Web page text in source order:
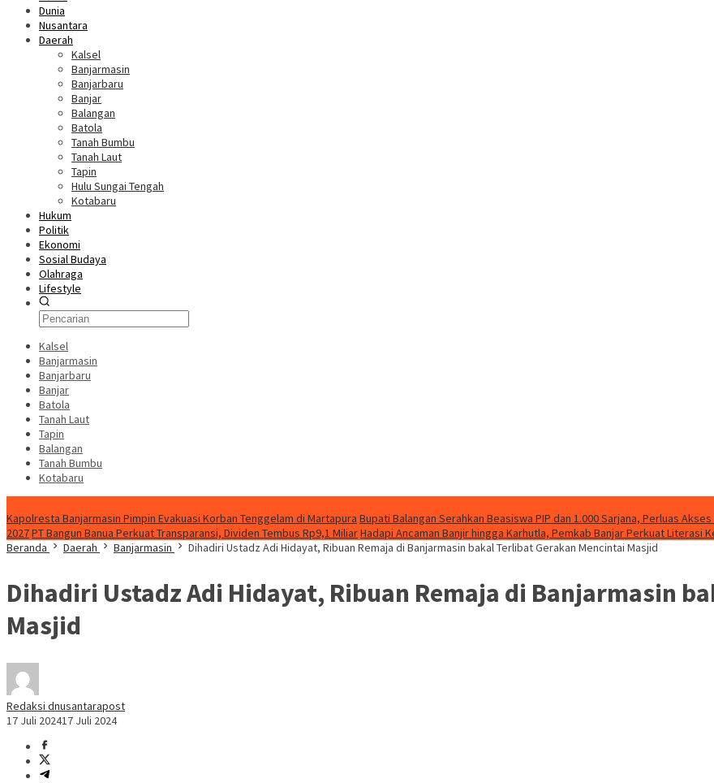
Dunia
Nusantara
Daerah
Kalsel
Banjarmasin
Banjarbaru
Banjar
Balangan
Batola
Tanah Bumbu
Tanah Laut
Tapin
Hulu Sungai Tengah
Kotabaru
Hukum
Politik
Ekonomi
Sosial Budaya
Olahraga
Lifestyle
Kalsel
Banjarmasin
Banjarbaru
Banjar
Batola
Tanah Laut
Tapin
Balangan
Tanah Bumbu
Kotabaru
Kapolresta Banjarmasin Pimpin Evakuasi Korban Tenggelam di Martapura Bupati Balangan Serahkan Beasiswa PIP dan 1.000 Sarjana, Perluas
2027PT Bangun Banua Perkuat Transparansi, Dividen Tembus Rp9,1 MiliarHadapi Ancaman Banjir hingga Karhutla, Pemkab Banjar Perkuat Literasi
Beranda
Daerah Banjarmasin Dihadiri Ustadz Adi Hidayat, Ribuan Remaja di Banjarmasin bakal Terlibat Gerakan Mencintai Masjid
Dihadiri Ustadz Adi Hidayat, Ribuan Remaja di Banjarmasin
Masjid
Redaksi dnusantarapost
17 Juli 202417 Juli 2024